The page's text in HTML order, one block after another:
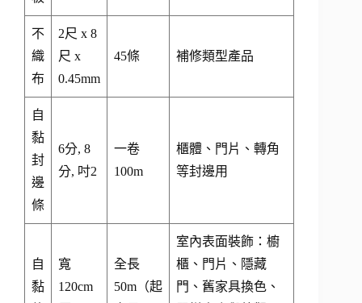
不
織
布
2尺 x 8
尺 x
0.45mm
45條 補修類型產品
自
黏
封
邊
條
6分, 8
分, 吋2
一卷
100m
櫃體、門片、轉角
等封邊用
自
黏
寬
120cm
全長
50m（起
室內表面裝飾：櫥
櫃、門片、隱藏
門、舊家具換色、